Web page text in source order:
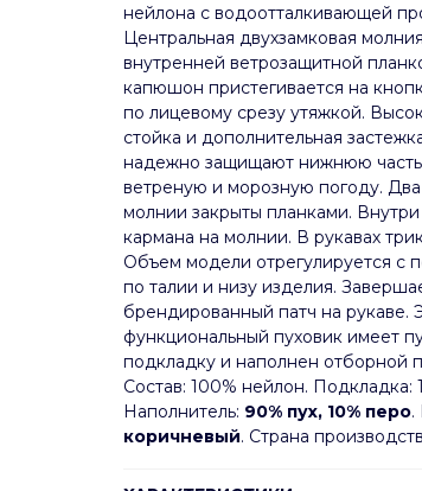
нейлона с водоотталкивающей
Центральная двухзамковая
внутренней ветрозащитной
капюшон пристегивается на
по лицевому срезу утяжкой.
стойка и дополнительная
надежно защищают нижнюю
ветреную и морозную погоду.
молнии закрыты планками. Внутри
кармана на молнии. В рукавах
Объем модели отрегулируется с
по талии и низу изделия.
брендированный патч на рукаве.
функциональный пуховик имеет
подкладку и наполнен отборной
Состав: 100% нейлон. Подкладка:
Наполнитель: 90% пух, 10% перо.
коричневый. Страна